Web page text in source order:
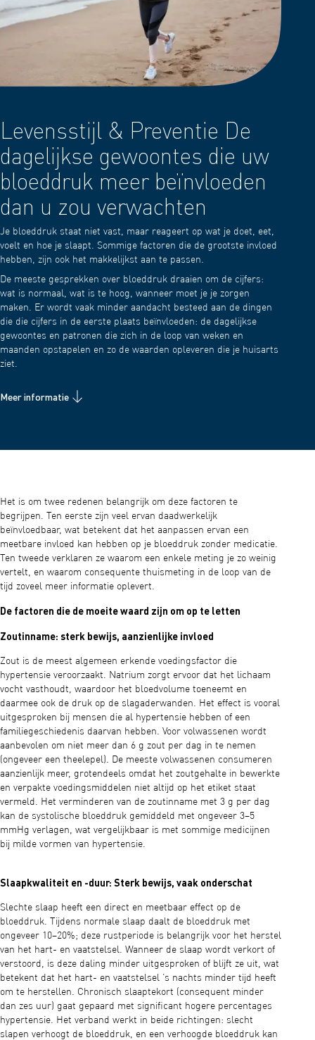
Levensstijl & Preventie De
dagelijkse gewoontes die uw
bloeddruk meer beïnvloeden
dan u zou verwachten
Je bloeddruk staat niet vast, maar reageert op wat je doet, eet,
voelt en hoe je slaapt. Sommige factoren die de grootste invloed
hebben, zijn ook het makkelijkst aan te passen.
De meeste gesprekken over bloeddruk draaien om de cijfers:
wat is normaal, wat is te hoog, wanneer moet je je zorgen
maken. Er wordt vaak minder aandacht besteed aan de dingen
die die cijfers in de eerste plaats beïnvloeden: de dagelijkse
gewoontes en patronen die zich in de loop van weken en
maanden opstapelen en zo de waarden opleveren die je huisarts
ziet.
Meer informatie
Het is om twee redenen belangrijk om deze factoren te
begrijpen. Ten eerste zijn veel ervan daadwerkelijk
beïnvloedbaar, wat betekent dat het aanpassen ervan een
meetbare invloed kan hebben op je bloeddruk zonder medicatie.
Ten tweede verklaren ze waarom een enkele meting je zo weinig
vertelt, en waarom consequente thuismeting in de loop van de
tijd zoveel meer informatie oplevert.
De factoren die de moeite waard zijn om op te letten
Zoutinname: sterk bewijs, aanzienlijke invloed
Zout is de meest algemeen erkende voedingsfactor die
hypertensie veroorzaakt. Natrium zorgt ervoor dat het lichaam
vocht vasthoudt, waardoor het bloedvolume toeneemt en
daarmee ook de druk op de slagaderwanden. Het effect is vooral
uitgesproken bij mensen die al hypertensie hebben of een
familiegeschiedenis daarvan hebben. Voor volwassenen wordt
aanbevolen om niet meer dan 6 g zout per dag in te nemen
(ongeveer een theelepel). De meeste volwassenen consumeren
aanzienlijk meer, grotendeels omdat het zoutgehalte in bewerkte
en verpakte voedingsmiddelen niet altijd op het etiket staat
vermeld. Het verminderen van de zoutinname met 3 g per dag
kan de systolische bloeddruk gemiddeld met ongeveer 3–5
mmHg verlagen, wat vergelijkbaar is met sommige medicijnen
bij milde vormen van hypertensie.
Slaapkwaliteit en -duur: Sterk bewijs, vaak onderschat
Slechte slaap heeft een direct en meetbaar effect op de
bloeddruk. Tijdens normale slaap daalt de bloeddruk met
ongeveer 10–20%; deze rustperiode is belangrijk voor het herstel
van het hart- en vaatstelsel. Wanneer de slaap wordt verkort of
verstoord, is deze daling minder uitgesproken of blijft ze uit, wat
betekent dat het hart- en vaatstelsel ’s nachts minder tijd heeft
om te herstellen. Chronisch slaaptekort (consequent minder
dan zes uur) gaat gepaard met significant hogere percentages
hypertensie. Het verband werkt in beide richtingen: slecht
slapen verhoogt de bloeddruk, en een verhoogde bloeddruk kan